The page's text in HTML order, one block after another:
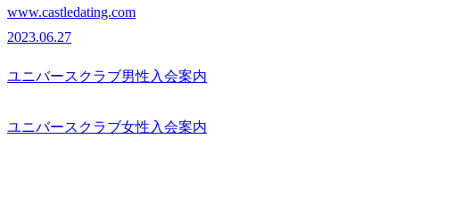
www.castledating.com
2023.06.27
ユニバースクラブ男性入会案内
ユニバースクラブ女性入会案内